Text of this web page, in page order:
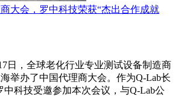
大会，罗中科技荣获“杰出合作成就
日，全球老化行业专业测试设备制造商
举办了中国代理商大会。作为Q-Lab长
中科技受邀参加本次会议，与Q-Lab公